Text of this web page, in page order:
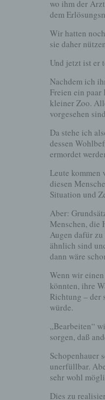
wo ihm der
dem
Wir hatten
sie daher
Und jetzt ist er
Nachdem ich
Freien ein paar
kleiner Zoo.
vorgesehen
Da stehe ich
dessen
ermordet
Leute kommen
diesen
Situation und
Aber:
Menschen, die
Augen dafür zu
ähnlich sind
dann wäre
Wenn wir
könnten, ihre
Richtung – der
würde.
„Bearbeiten“
sorgen, daß
Schopenhauer
unerfüllbar.
sehr wohl
Dies zu